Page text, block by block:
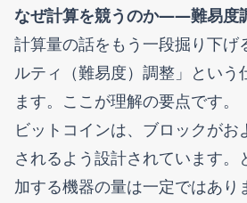
なぜ計算を競うのか——難易度
計算量の話をもう一段掘り下げ
ルティ（難易度）調整」という
ます。ここが理解の要点です。
ビットコインは、ブロックがお
されるよう設計されています。
加する機器の量は一定ではあり